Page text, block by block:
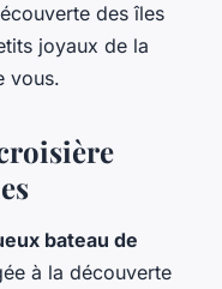
des îles
joyaux de la
vous.
bateau de
à la découverte